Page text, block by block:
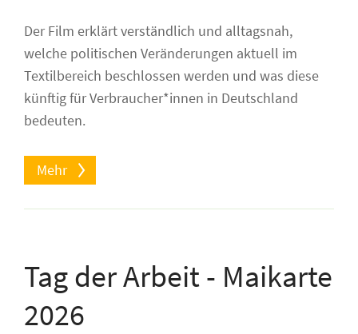
Der Film erklärt verständlich und alltagsnah,
welche politischen Veränderungen aktuell im
Textilbereich beschlossen werden und was diese
künftig für Verbraucher*innen in Deutschland
bedeuten.
Mehr
Tag der Arbeit - Maikarte
2026